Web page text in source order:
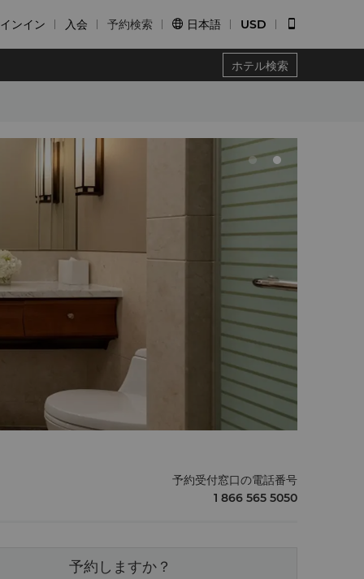
ンイン 入会 予約検索  日本語 USD
ホテル検索
予約受付窓口の電話番号
1 866 565 5050
予約しますか？